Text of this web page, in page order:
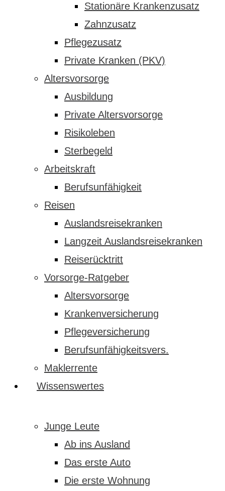
Stationäre Krankenzusatz
Zahnzusatz
Pflegezusatz
Private Kranken (PKV)
Altersvorsorge
Ausbildung
Private Altersvorsorge
Risikoleben
Sterbegeld
Arbeitskraft
Berufsunfähigkeit
Reisen
Auslandsreisekranken
Langzeit Auslandsreisekranken
Reiserücktritt
Vorsorge-Ratgeber
Altersvorsorge
Krankenversicherung
Pflegeversicherung
Berufsunfähigkeitsvers.
Maklerrente
Wissenswertes
Junge Leute
Ab ins Ausland
Das erste Auto
Die erste Wohnung